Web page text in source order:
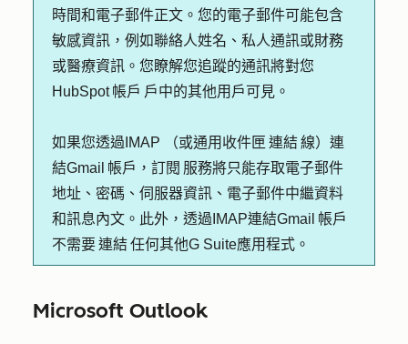
時間和電子郵件正文。您的電子郵件可能包含
敏感資訊，例如聯絡人姓名、私人通訊或財務
或醫療資訊。您瞭解您追蹤的通訊將對您
HubSpot 帳戶 戶中的其他用戶可見。
如果您透過IMAP （或通用收件匣 連結 線）連
結Gmail 帳戶，訂閱 服務將只能存取電子郵件
地址、密碼、伺服器資訊、電子郵件中繼資料
和訊息內文。此外，透過IMAP連結Gmail 帳戶
不需要 連結 任何其他G Suite應用程式。
Microsoft Outlook